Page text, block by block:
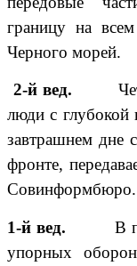
границу на
Черного морей.
2-й вед.
люди с глубокой
завтрашнем дне
фронте,
Совинформбюро.
1-й вед. В
упорных